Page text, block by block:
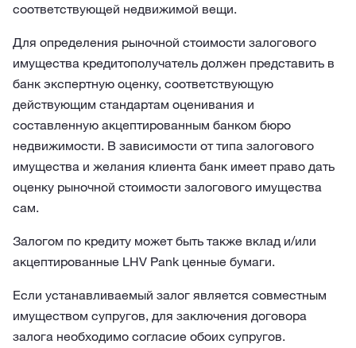
соответствующей недвижимой вещи.
Для определения рыночной стоимости залогового
имущества кредитополучатель должен представить в
банк экспертную оценку, соответствующую
действующим стандартам оценивания и
составленную акцептированным банком бюро
недвижимости. В зависимости от типа залогового
имущества и желания клиента банк имеет право дать
оценку рыночной стоимости залогового имущества
сам.
Залогом по кредиту может быть также вклад и/или
акцептированные LHV Pank ценные бумаги.
Если устанавливаемый залог является совместным
имуществом супругов, для заключения договора
залога необходимо согласие обоих супругов.